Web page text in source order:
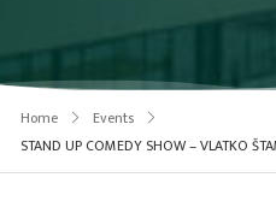
Home
Events
STAND UP COMEDY SHOW – VLATKO